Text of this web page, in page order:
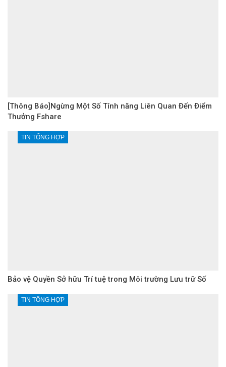
[Thông Báo]Ngừng Một Số Tính năng Liên Quan Đến Điểm
Thưởng Fshare
TIN TỔNG HỢP
Bảo vệ Quyền Sở hữu Trí tuệ trong Môi trường Lưu trữ Số
TIN TỔNG HỢP